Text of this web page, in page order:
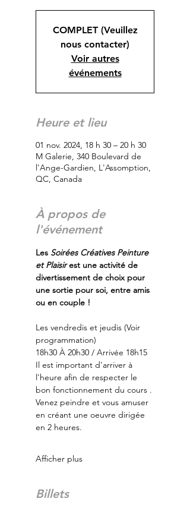
COMPLET (Veuillez
nous contacter)
Voir autres
événements
Heure et lieu
01 nov. 2024, 18 h 30 – 20 h 30
M Galerie, 340 Boulevard de
l'Ange-Gardien, L'Assomption,
QC, Canada
À propos de
l'événement
Les Soirées Créatives Peinture
et Plaisir est une activité de
divertissement de choix pour
une sortie pour soi, entre amis
ou en couple !
Les vendredis et jeudis (Voir
programmation)
18h30 À 20h30 / Arrivée 18h15
Il est important d'arriver à
l'heure afin de respecter le
bon fonctionnement du cours .
Venez peindre et vous amuser
en créant une oeuvre dirigée
en 2 heures.
Afficher plus
Billets